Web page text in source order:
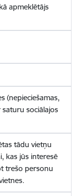
apmeklētājs
(nepieciešamas,
saturu sociālajos
tādu vietņu
kas jūs interesē
trešo personu